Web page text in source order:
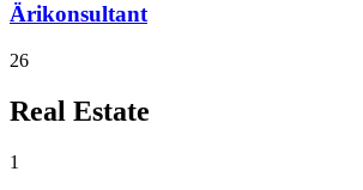
Ärikonsultant
26
Real Estate
1